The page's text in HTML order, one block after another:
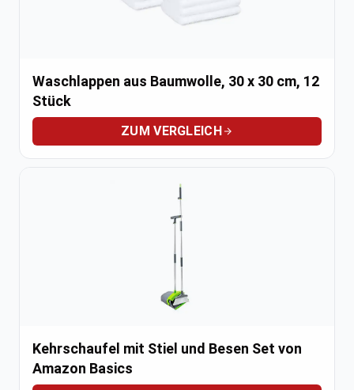
Waschlappen aus Baumwolle, 30 x 30 cm, 12
Stück
ZUM VERGLEICH
Kehrschaufel mit Stiel und Besen Set von
Amazon Basics